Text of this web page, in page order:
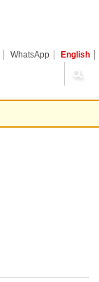
WhatsApp English